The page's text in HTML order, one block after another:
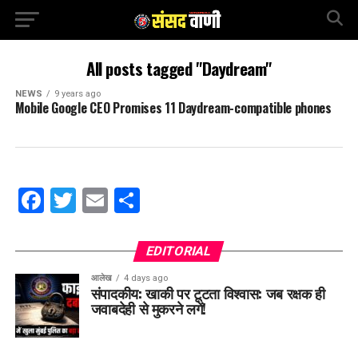
All posts tagged "Daydream"
NEWS 9 years ago
Mobile Google CEO Promises 11 Daydream-compatible phones
Facebook
Twitter
EmailShare
EDITORIAL
आलेख 4 days ago
संपादकीय: खाकी पर टूटता विश्वास: जब रक्षक ही
जवाबदेही से मुकरने लगें!